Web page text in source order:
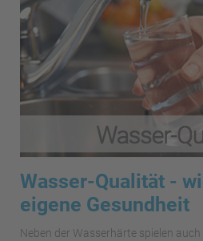
Wasser-Qualität -
eigene Gesundheit
Neben der Wasserhärte spielen